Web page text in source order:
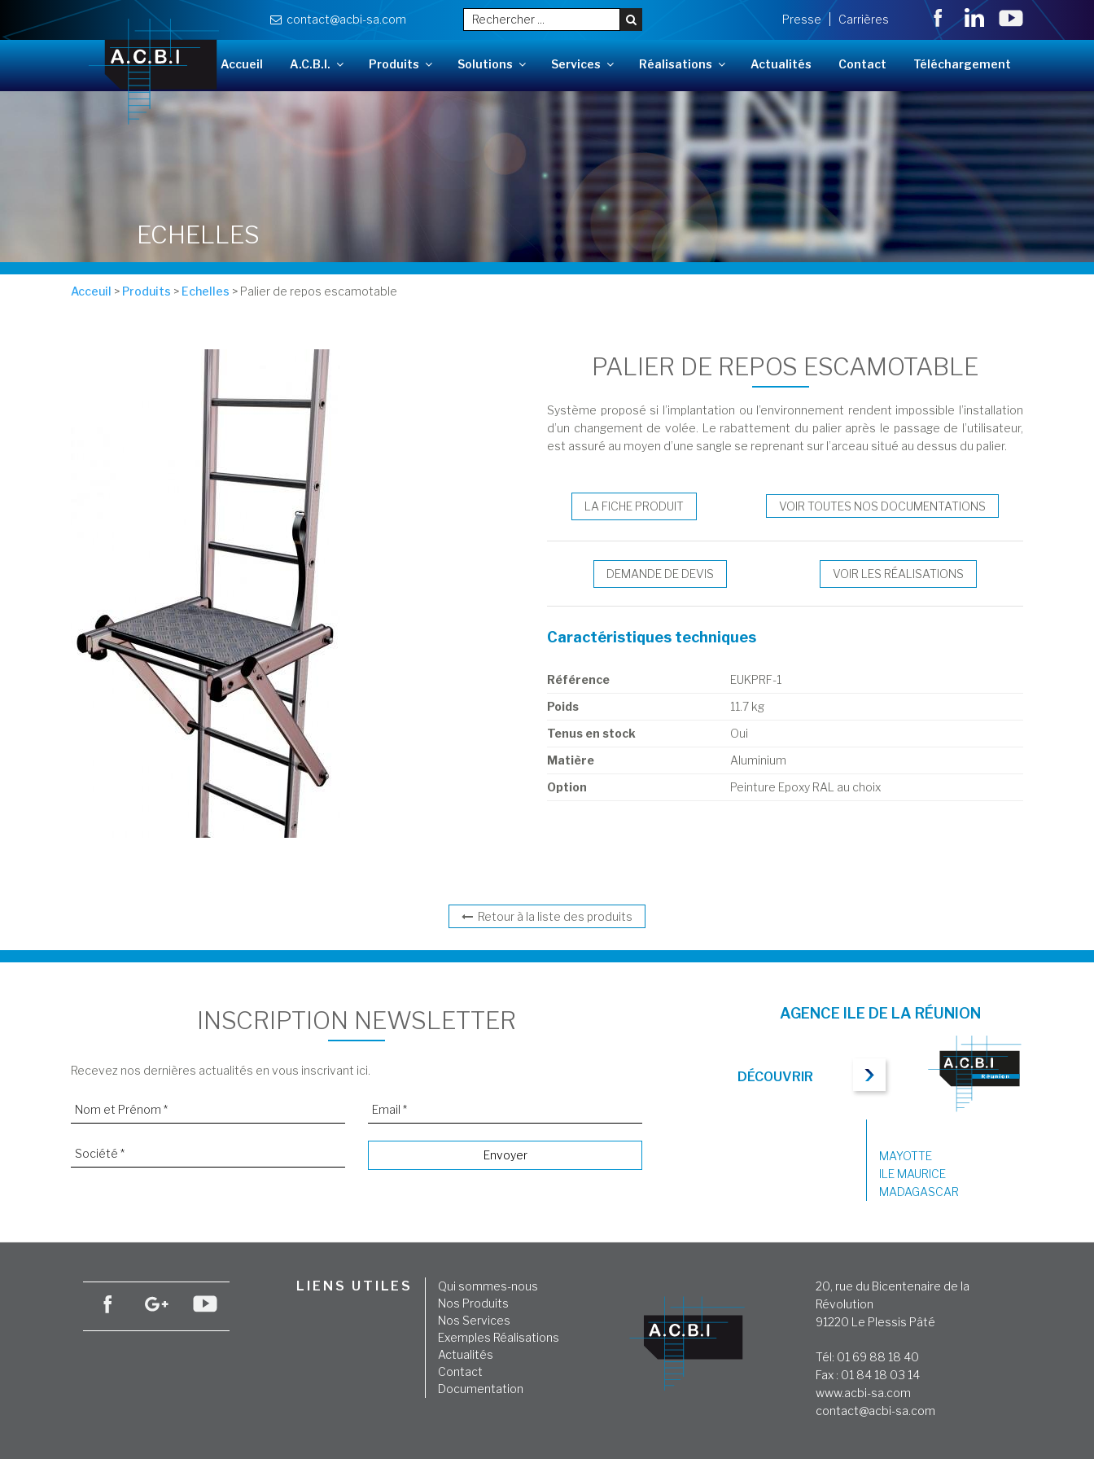
contact@acbi-sa.com Presse Carrières
Accueil A.C.B.I. Produits Solutions Services Réalisations Actualités Contact Téléchargement
ECHELLES
Acceuil > Produits > Echelles > Palier de repos escamotable
PALIER DE REPOS ESCAMOTABLE
Système proposé si l’implantation ou l’environnement rendent impossible l’installation
d’un changement de volée. Le rabattement du palier après le passage de l’utilisateur,
est assuré au moyen d’une sangle se reprenant sur l’arceau situé au dessus du palier.
LA FICHE PRODUIT VOIR TOUTES NOS DOCUMENTATIONS
DEMANDE DE DEVIS VOIR LES RÉALISATIONS
Caractéristiques techniques
Référence
EUKPRF-1
Poids
11.7 kg
Tenus en stock
Oui
Matière
Aluminium
Option
Peinture Epoxy RAL au choix
Retour à la liste des produits
INSCRIPTION NEWSLETTER
Recevez nos dernières actualités en vous inscrivant ici.
AGENCE ILE DE LA RÉUNION
DÉCOUVRIR
MAYOTTE
ILE MAURICE
MADAGASCAR
LIENS UTILES
Qui sommes-nous
Nos Produits
Nos Services
Exemples Réalisations
Actualités
Contact
Documentation
20, rue du Bicentenaire de la
Révolution
91220 Le Plessis Pâté
Tél: 01 69 88 18 40
Fax : 01 84 18 03 14
www.acbi-sa.com
contact@acbi-sa.com
Cookies management panel